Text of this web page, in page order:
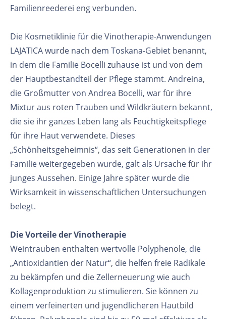
Familienreederei eng verbunden.
Die Kosmetiklinie für die Vinotherapie-Anwendungen
LAJATICA wurde nach dem Toskana-Gebiet benannt,
in dem die Familie Bocelli zuhause ist und von dem
der Hauptbestandteil der Pflege stammt. Andreina,
die Großmutter von Andrea Bocelli, war für ihre
Mixtur aus roten Trauben und Wildkräutern bekannt,
die sie ihr ganzes Leben lang als Feuchtigkeitspflege
für ihre Haut verwendete. Dieses
„Schönheitsgeheimnis“, das seit Generationen in der
Familie weitergegeben wurde, galt als Ursache für ihr
junges Aussehen. Einige Jahre später wurde die
Wirksamkeit in wissenschaftlichen Untersuchungen
belegt.
Die Vorteile der Vinotherapie
Weintrauben enthalten wertvolle Polyphenole, die
„Antioxidantien der Natur“, die helfen freie Radikale
zu bekämpfen und die Zellerneuerung wie auch
Kollagenproduktion zu stimulieren. Sie können zu
einem verfeinerten und jugendlicheren Hautbild